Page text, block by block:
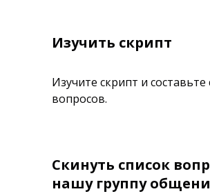
Изучить скрипт
Изучите скрипт и составьте
вопросов.
Скинуть список
нашу группу